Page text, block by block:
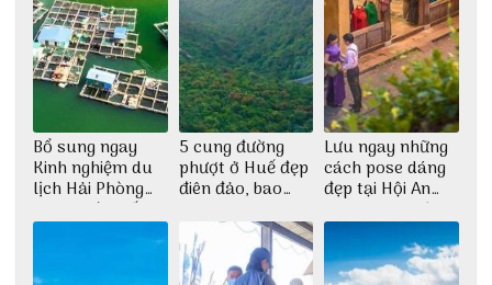
Bổ sung ngay
Kinh nghiệm du
lịch Hải Phòng
2022 mới nhất
5 cung đường
phượt ở Huế đẹp
điên đảo, bao
dịch
Lưu ngay những
cách pose dáng
đẹp tại Hội An
cho dân nghiện
sống ảo